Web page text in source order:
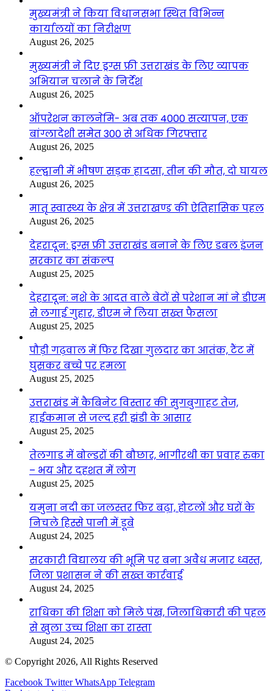
मुख्यमंत्री ने किया विधानसभा स्थित विभिन्न
कार्यालयों का निरीक्षण
August 26, 2025
मुख्यमंत्री ने दिए ड्रग्स फ्री उत्तराखंड के लिए व्यापक
अभियान चलाने के निर्देश
August 26, 2025
ऑपरेशन कालनेमि- अब तक 4000 सत्यापन, एक
बांग्लादेशी समेत 300 से अधिक गिरफ्तार
August 26, 2025
हल्द्वानी में भीषण सड़क हादसा, तीन की मौत, दो घायल
August 26, 2025
मातृ स्वास्थ्य के क्षेत्र में उत्तराखण्ड की ऐतिहासिक पहल
August 26, 2025
देहरादून: ड्रग्स फ्री उत्तराखंड बनाने के लिए डबल इंजन
सरकार का संकल्प
August 25, 2025
देहरादून: नशे के आदत वाले बेटों से परेशान मां ने डीएम
से लगाई गुहार, डीएम ने लिया सख्त फैसला
August 25, 2025
पौड़ी गढ़वाल में फिर दिखा गुलदार का आतंक, टैंट में
घुसकर बच्चे पर हमला
August 25, 2025
उत्तराखंड में कैबिनेट विस्तार की सुगबुगाहट तेज,
हाईकमान से जल्द हरी झंडी के आसार
August 25, 2025
तेलगाड में बोल्डरों की बौछार, भागीरथी का प्रवाह रुका
– भय और दहशत में लोग
August 25, 2025
यमुना नदी का जलस्तर फिर बढ़ा, होटलों और घरों के
निचले हिस्से पानी में डूबे
August 24, 2025
सरकारी विद्यालय की भूमि पर बना अवैध मजार ध्वस्त,
जिला प्रशासन ने की सख्त कार्रवाई
August 24, 2025
राधिका की शिक्षा को मिले पंख, जिलाधिकारी की पहल
से खुला उच्च शिक्षा का रास्ता
August 24, 2025
© Copyright 2026, All Rights Reserved
Facebook Twitter WhatsApp Telegram